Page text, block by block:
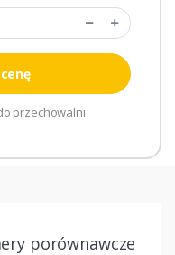
przechowalni
porównawcze